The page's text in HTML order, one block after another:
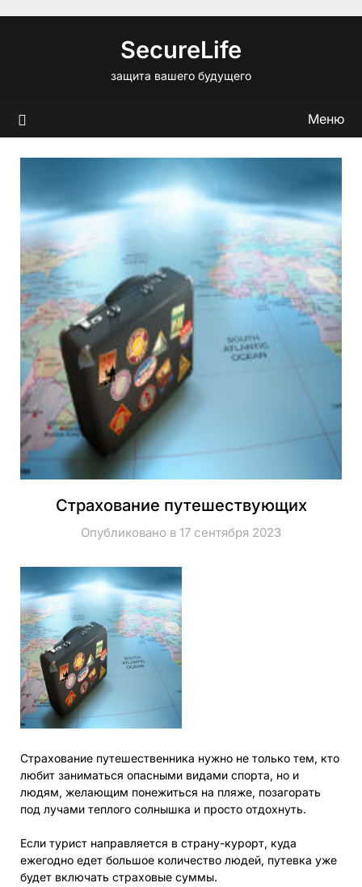
SecureLife
защита вашего будущего
Меню
Страхование путешествующих
Опубликовано в 17 сентября 2023
Страхование путешественника нужно не только тем, кто
любит заниматься опасными видами спорта, но и
людям, желающим понежиться на пляже, позагорать
под лучами теплого солнышка и просто отдохнуть.
Если турист направляется в страну-курорт, куда
ежегодно едет большое количество людей, путевка уже
будет включать страховые суммы.